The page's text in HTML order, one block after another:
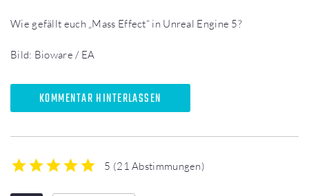
Wie gefällt euch „Mass Effect“ in Unreal Engine 5?
Bild: Bioware / EA
KOMMENTAR HINTERLASSEN
5 (21 Abstimmungen)